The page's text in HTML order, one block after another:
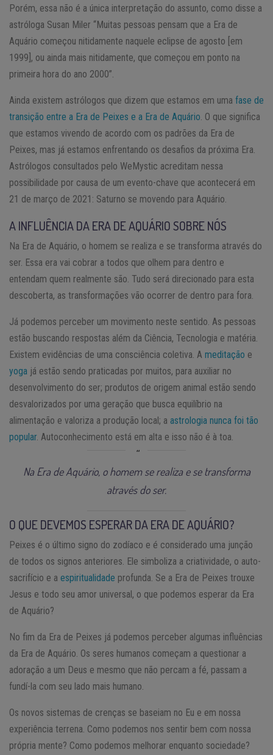
Porém, essa não é a única interpretação do assunto, como disse a
astróloga Susan Miler “Muitas pessoas pensam que a Era de
Aquário começou nitidamente naquele eclipse de agosto [em
1999], ou ainda mais nitidamente, que começou em ponto na
primeira hora do ano 2000”.
Ainda existem astrólogos que dizem que estamos em uma fase de
transição entre a Era de Peixes e a Era de Aquário . O que significa
que estamos vivendo de acordo com os padrões da Era de
Peixes, mas já estamos enfrentando os desafios da próxima Era.
Astrólogos consultados pelo WeMystic acreditam nessa
possibilidade por causa de um evento-chave que acontecerá em
21 de março de 2021: Saturno se movendo para Aquário.
A INFLUÊNCIA DA ERA DE AQUÁRIO SOBRE NÓS
Na Era de Aquário, o homem se realiza e se transforma através do
ser. Essa era vai cobrar a todos que olhem para dentro e
entendam quem realmente são. Tudo será direcionado para esta
descoberta, as transformações vão ocorrer de dentro para fora.
Já podemos perceber um movimento neste sentido. As pessoas
estão buscando respostas além da Ciência, Tecnologia e matéria.
Existem evidências de uma consciência coletiva. A meditação e
yoga já estão sendo praticadas por muitos, para auxiliar no
desenvolvimento do ser; produtos de origem animal estão sendo
desvalorizados por uma geração que busca equilíbrio na
alimentação e valoriza a produção local; a astrologia nunca foi tão
popular. Autoconhecimento está em alta e isso não é à toa.
Na Era de Aquário, o homem se realiza e se transforma
através do ser.
O QUE DEVEMOS ESPERAR DA ERA DE AQUÁRIO?
Peixes é o último signo do zodíaco e é considerado uma junção
de todos os signos anteriores. Ele simboliza a criatividade, o auto-
sacrifício e a espiritualidade profunda. Se a Era de Peixes trouxe
Jesus e todo seu amor universal, o que podemos esperar da Era
de Aquário?
No fim da Era de Peixes já podemos perceber algumas influências
da Era de Aquário. Os seres humanos começam a questionar a
adoração a um Deus e mesmo que não percam a fé, passam a
fundí-la com seu lado mais humano.
Os novos sistemas de crenças se baseiam no Eu e em nossa
experiência terrena. Como podemos nos sentir bem com nossa
própria mente? Como podemos melhorar enquanto sociedade?